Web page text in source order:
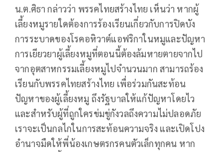
น.ต.ศิธา กล่าวว่า พรรคไทยสร้างไทย เห็นว่า หากผู้
เลี้ยงหมูรายใดต้องการร้องเรียนเกี่ยวกับการปิดบัง
การระบาดของโรคอหิวาต์แอฟริกาในหมูและปัญหา
การเยียวยาผู้เลี้ยงหมูที่ตอนนี้ต้องล้มหายตายจากไป
จากอุตสาหกรรมเลี้ยงหมูไปจำนวนมาก สามารถร้อง
เรียนกับพรรคไทยสร้างไทย เพื่อร่วมกันสะท้อน
ปัญหาของผู้เลี้ยงหมู ถึงรัฐบาลให้แก้ปัญหาโดยไว
และสำหรับผู้ที่ถูกใครข่มขู่กังวลถึงความไม่ปลอดภัย
เราจะเป็นกลไกในการสะท้อนความจริง และเปิดโปง
อำนาจมืดให้พี่น้องเกษตรกรคนตัวเล็กทุกคน หาก